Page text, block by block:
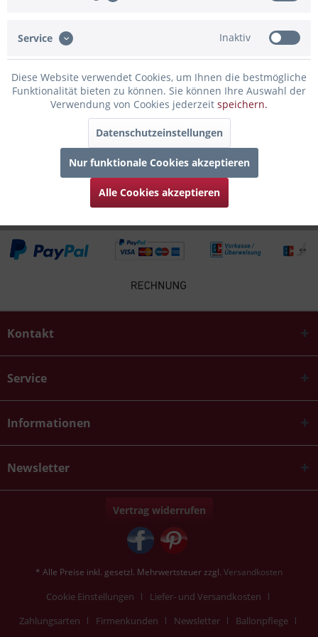
Infos zum Hersteller
Folgende Infos zum Hersteller sind verfübar......
Zubehör 3
Kunden haben sich ebenfalls angesehen
Kontakt
Service
Informationen
Newsletter
Vertrag widerrufen
* Alle Preise inkl. gesetzl. Mehrwertsteuer zzgl. Versandkosten
Cookie Einstellungen
Liefer- und Versandkosten
Zahlungsarten
Firmenkunden Newsletter Ballonpflege
Service Inaktiv
Diese Website verwendet Cookies, um Ihnen die bestmögliche
Funktionalität bieten zu können. Sie können Ihre Auswahl der
Verwendung von Cookies jederzeit speichern.
Datenschutzeinstellungen
Nur funktionale Cookies akzeptieren
Alle Cookies akzeptieren